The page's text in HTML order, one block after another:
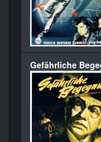
Gefährliche